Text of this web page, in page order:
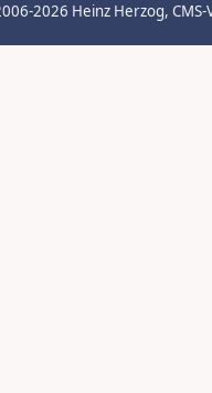
2026 Heinz Herzog,